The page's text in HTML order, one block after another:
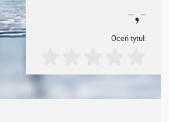
-,-
Oceń tytuł: